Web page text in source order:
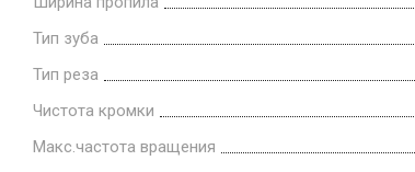
Тип зуба
Тип реза
Чистота кромки
Макс.частота вращения